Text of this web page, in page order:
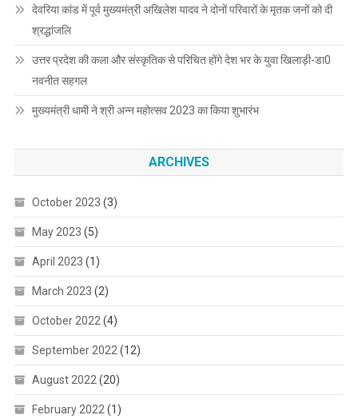
देवरिया कांड में पूर्व मुख्यमंत्री अखिलेश यादव ने दोनों परिवारों के मृतक जनों को दी
श्रद्धांजलि
उत्तर प्रदेश की कला और संस्कृतिक से परिचित होंगे देश भर के युवा खिलाड़ी-डा0
नवनीत सहगल
मुख्यमंत्री धामी ने श्री अन्न महोत्सव 2023 का किया शुभारंभ
ARCHIVES
October 2023 (3)
May 2023 (5)
April 2023 (1)
March 2023 (2)
October 2022 (4)
September 2022 (12)
August 2022 (20)
February 2022 (1)